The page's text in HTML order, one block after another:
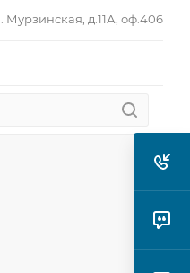
Мурзинская, д.11А, оф.406